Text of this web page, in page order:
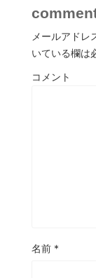
メールアドレ
いている欄は
コメント
名前 *